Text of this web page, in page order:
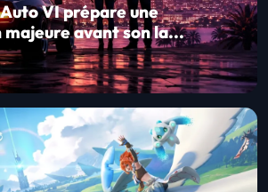
VI prépare une
avant son la...